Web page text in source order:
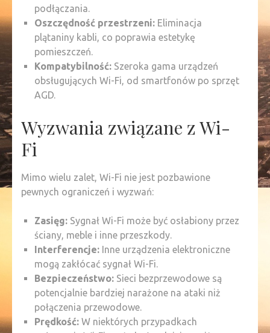
podłączania.
Oszczędność przestrzeni: Eliminacja
plątaniny kabli, co poprawia estetykę
pomieszczeń.
Kompatybilność: Szeroka gama urządzeń
obsługujących Wi-Fi, od smartfonów po sprzęt
AGD.
Wyzwania związane z Wi-
Fi
Mimo wielu zalet, Wi-Fi nie jest pozbawione
pewnych ograniczeń i wyzwań:
Zasięg: Sygnał Wi-Fi może być osłabiony przez
ściany, meble i inne przeszkody.
Interferencje: Inne urządzenia elektroniczne
mogą zakłócać sygnał Wi-Fi.
Bezpieczeństwo: Sieci bezprzewodowe są
potencjalnie bardziej narażone na ataki niż
połączenia przewodowe.
Prędkość: W niektórych przypadkach